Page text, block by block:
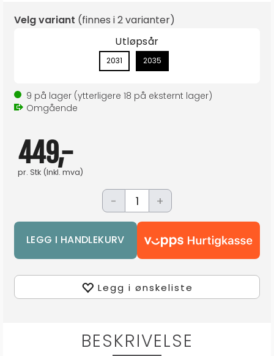
Velg variant (finnes i2 varianter)
Utløpsår
2031 2035
9 på lager (ytterligere 18 på eksternt lager)
Omgående
449,-
pr. Stk (Inkl. mva)
- +
Legg i ønskeliste
BESKRIVELSE